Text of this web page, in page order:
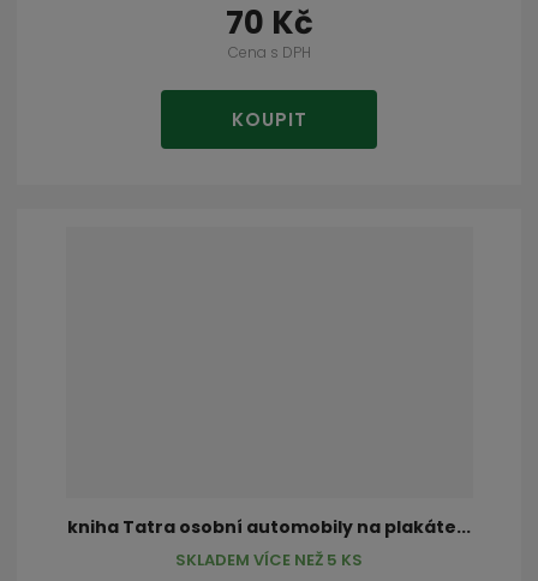
70 Kč
Cena s DPH
KOUPIT
kniha Tatra osobní automobily na plakáte...
SKLADEM VÍCE NEŽ 5 KS